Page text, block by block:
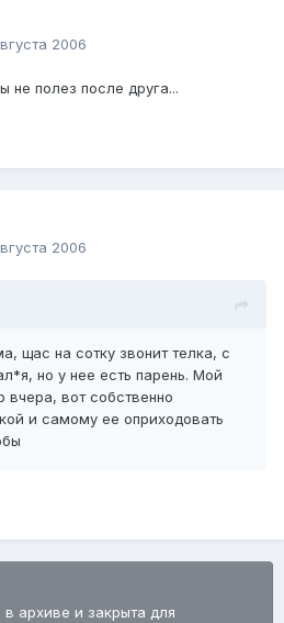
2006
не полез после друга...
2006
щас на сотку звонит телка, с
но у нее есть парень. Мой
вчера, вот собственно
и самому ее оприходовать
архиве и закрыта для